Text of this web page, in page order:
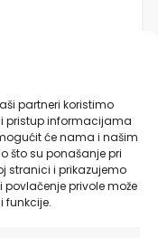
partneri koristimo
pristup informacijama
će nama i našim
što su ponašanje pri
stranici i prikazujemo
privole može
funkcije.
poklon za
5